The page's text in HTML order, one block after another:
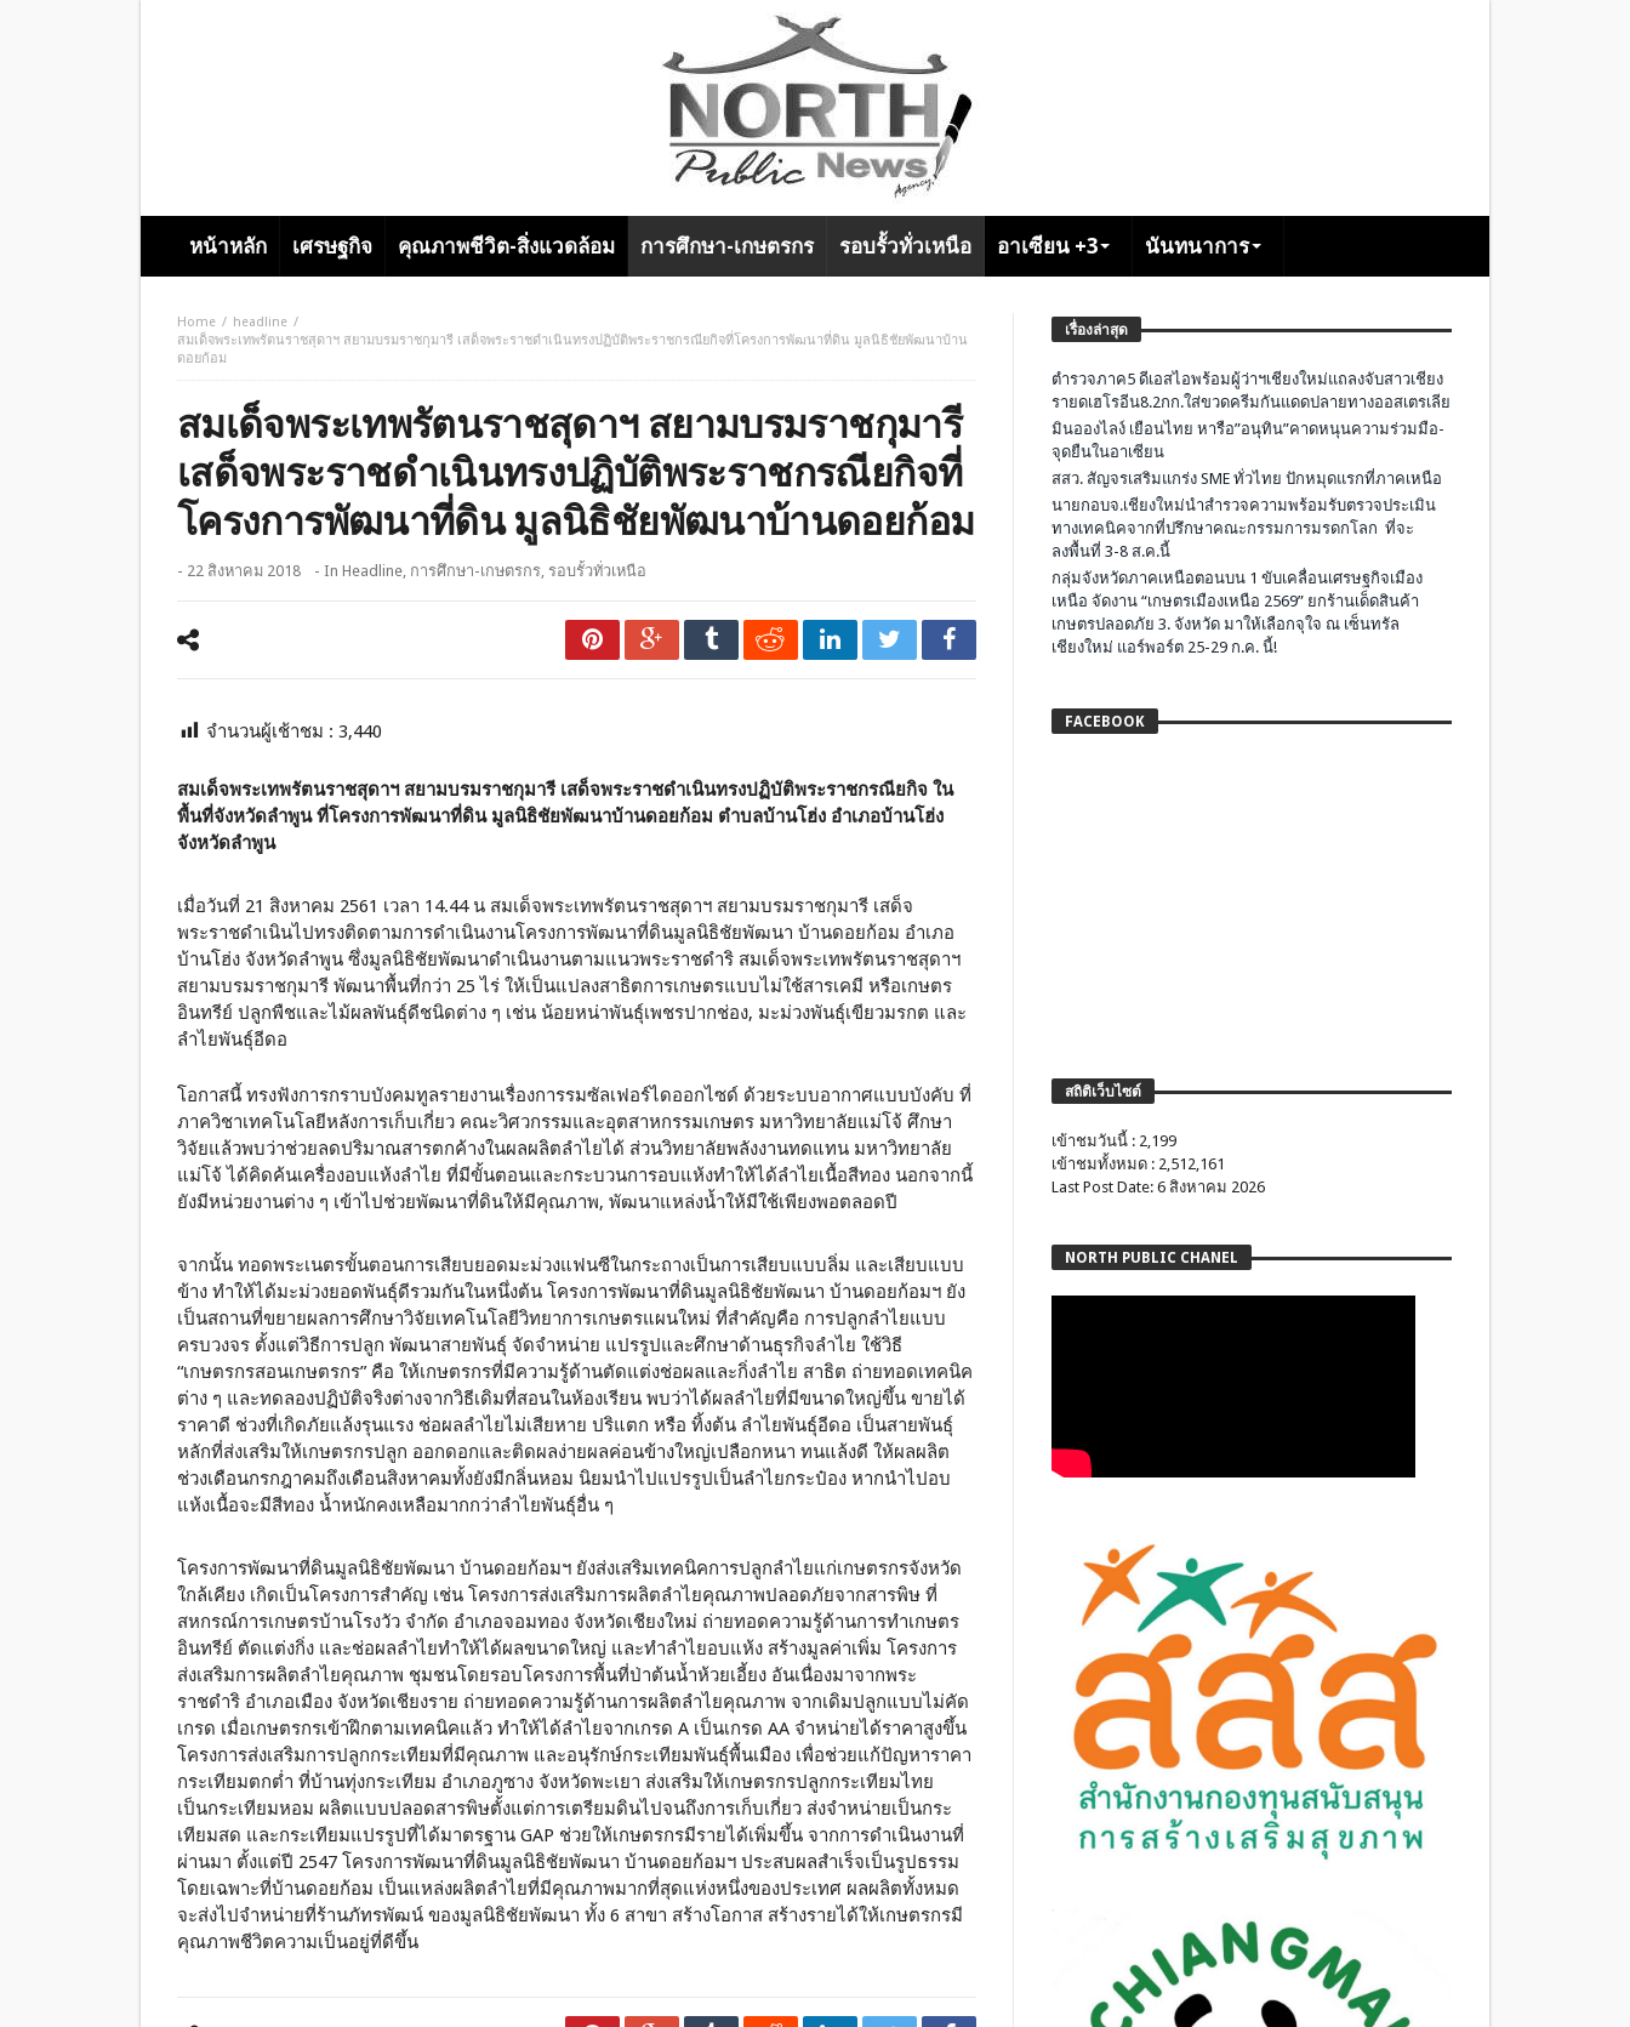
หน้าหลัก เศรษฐกิจ คุณภาพชีวิต-สิ่งแวดล้อม การศึกษา-เกษตรกร รอบรั้วทั่วเหนือ อาเซียน +3 นันทนาการ
Home
headline
สมเด็จพระเทพรัตนราชสุดาฯ สยามบรมราชกุมารี เสด็จพระราชดำเนินทรงปฏิบัติพระราชกรณียกิจที่โครงการพัฒนาที่ดิน มูลนิธิชัยพัฒนาบ้าน
ดอยก้อม
สมเด็จพระเทพรัตนราชสุดาฯ สยามบรมราชกุมารี
เสด็จพระราชดำเนินทรงปฏิบัติพระราชกรณียกิจที่
โครงการพัฒนาที่ดิน มูลนิธิชัยพัฒนาบ้านดอยก้อม
- 22 สิงหาคม 2018 - In Headline, การศึกษา-เกษตรกร, รอบรั้วทั่วเหนือ
จำนวนผู้เช้าชม : 3,440
สมเด็จพระเทพรัตนราชสุดาฯ สยามบรมราชกุมารี เสด็จพระราชดำเนินทรงปฏิบัติพระราชกรณียกิจ ใน
พื้นที่จังหวัดลำพูน ที่โครงการพัฒนาที่ดิน มูลนิธิชัยพัฒนาบ้านดอยก้อม ตำบลบ้านโฮ่ง อำเภอบ้านโฮ่ง
จังหวัดลำพูน
เมื่อวันที่ 21 สิงหาคม 2561 เวลา 14.44 น สมเด็จพระเทพรัตนราชสุดาฯ สยามบรมราชกุมารี เสด็จ
พระราชดำเนินไปทรงติดตามการดำเนินงานโครงการพัฒนาที่ดินมูลนิธิชัยพัฒนา บ้านดอยก้อม อำเภอ
บ้านโฮ่ง จังหวัดลำพูน ซึ่งมูลนิธิชัยพัฒนาดำเนินงานตามแนวพระราชดำริ สมเด็จพระเทพรัตนราชสุดาฯ
สยามบรมราชกุมารี พัฒนาพื้นที่กว่า 25 ไร่ ให้เป็นแปลงสาธิตการเกษตรแบบไม่ใช้สารเคมี หรือเกษตร
อินทรีย์ ปลูกพืชและไม้ผลพันธุ์ดีชนิดต่าง ๆ เช่น น้อยหน่าพันธุ์เพชรปากช่อง, มะม่วงพันธุ์เขียวมรกต และ
ลำไยพันธุ์อีดอ
โอกาสนี้ ทรงฟังการกราบบังคมทูลรายงานเรื่องการรมซัลเฟอร์ไดออกไซด์ ด้วยระบบอากาศแบบบังคับ ที่
ภาควิชาเทคโนโลยีหลังการเก็บเกี่ยว คณะวิศวกรรมและอุตสาหกรรมเกษตร มหาวิทยาลัยแม่โจ้ ศึกษา
วิจัยแล้วพบว่าช่วยลดปริมาณสารตกค้างในผลผลิตลำไยได้ ส่วนวิทยาลัยพลังงานทดแทน มหาวิทยาลัย
แม่โจ้ ได้คิดค้นเครื่องอบแห้งลำไย ที่มีขั้นตอนและกระบวนการอบแห้งทำให้ได้ลำไยเนื้อสีทอง นอกจากนี้
ยังมีหน่วยงานต่าง ๆ เข้าไปช่วยพัฒนาที่ดินให้มีคุณภาพ, พัฒนาแหล่งน้ำให้มีใช้เพียงพอตลอดปี
จากนั้น ทอดพระเนตรขั้นตอนการเสียบยอดมะม่วงแฟนซีในกระถางเป็นการเสียบแบบลิ่ม และเสียบแบบ
ข้าง ทำให้ได้มะม่วงยอดพันธุ์ดีรวมกันในหนึ่งต้น โครงการพัฒนาที่ดินมูลนิธิชัยพัฒนา บ้านดอยก้อมฯ ยัง
เป็นสถานที่ขยายผลการศึกษาวิจัยเทคโนโลยีวิทยาการเกษตรแผนใหม่ ที่สำคัญคือ การปลูกลำไยแบบ
ครบวงจร ตั้งแต่วิธีการปลูก พัฒนาสายพันธุ์ จัดจำหน่าย แปรรูปและศึกษาด้านธุรกิจลำไย ใช้วิธี
“เกษตรกรสอนเกษตรกร” คือ ให้เกษตรกรที่มีความรู้ด้านตัดแต่งช่อผลและกิ่งลำไย สาธิต ถ่ายทอดเทคนิค
ต่าง ๆ และทดลองปฏิบัติจริงต่างจากวิธีเดิมที่สอนในห้องเรียน พบว่าได้ผลลำไยที่มีขนาดใหญ่ขึ้น ขายได้
ราคาดี ช่วงที่เกิดภัยแล้งรุนแรง ช่อผลลำไยไม่เสียหาย ปริแตก หรือ ทิ้งต้น ลำไยพันธุ์อีดอ เป็นสายพันธุ์
หลักที่ส่งเสริมให้เกษตรกรปลูก ออกดอกและติดผลง่ายผลค่อนข้างใหญ่เปลือกหนา ทนแล้งดี ให้ผลผลิต
ช่วงเดือนกรกฎาคมถึงเดือนสิงหาคมทั้งยังมีกลิ่นหอม นิยมนำไปแปรรูปเป็นลำไยกระป๋อง หากนำไปอบ
แห้งเนื้อจะมีสีทอง น้ำหนักคงเหลือมากกว่าลำไยพันธุ์อื่น ๆ
โครงการพัฒนาที่ดินมูลนิธิชัยพัฒนา บ้านดอยก้อมฯ ยังส่งเสริมเทคนิคการปลูกลำไยแก่เกษตรกรจังหวัด
ใกล้เคียง เกิดเป็นโครงการสำคัญ เช่น โครงการส่งเสริมการผลิตลำไยคุณภาพปลอดภัยจากสารพิษ ที่
สหกรณ์การเกษตรบ้านโรงวัว จำกัด อำเภอจอมทอง จังหวัดเชียงใหม่ ถ่ายทอดความรู้ด้านการทำเกษตร
อินทรีย์ ตัดแต่งกิ่ง และช่อผลลำไยทำให้ได้ผลขนาดใหญ่ และทำลำไยอบแห้ง สร้างมูลค่าเพิ่ม โครงการ
ส่งเสริมการผลิตลำไยคุณภาพ ชุมชนโดยรอบโครงการพื้นที่ป่าต้นน้ำห้วยเอี้ยง อันเนื่องมาจากพระ
ราชดำริ อำเภอเมือง จังหวัดเชียงราย ถ่ายทอดความรู้ด้านการผลิตลำไยคุณภาพ จากเดิมปลูกแบบไม่คัด
เกรด เมื่อเกษตรกรเข้าฝึกตามเทคนิคแล้ว ทำให้ได้ลำไยจากเกรด A เป็นเกรด AA จำหน่ายได้ราคาสูงขึ้น
โครงการส่งเสริมการปลูกกระเทียมที่มีคุณภาพ และอนุรักษ์กระเทียมพันธุ์พื้นเมือง เพื่อช่วยแก้ปัญหาราคา
กระเทียมตกต่ำ ที่บ้านทุ่งกระเทียม อำเภอภูซาง จังหวัดพะเยา ส่งเสริมให้เกษตรกรปลูกกระเทียมไทย
เป็นกระเทียมหอม ผลิตแบบปลอดสารพิษตั้งแต่การเตรียมดินไปจนถึงการเก็บเกี่ยว ส่งจำหน่ายเป็นกระ
เทียมสด และกระเทียมแปรรูปที่ได้มาตรฐาน GAP ช่วยให้เกษตรกรมีรายได้เพิ่มขึ้น จากการดำเนินงานที่
ผ่านมา ตั้งแต่ปี 2547 โครงการพัฒนาที่ดินมูลนิธิชัยพัฒนา บ้านดอยก้อมฯ ประสบผลสำเร็จเป็นรูปธรรม
โดยเฉพาะที่บ้านดอยก้อม เป็นแหล่งผลิตลำไยที่มีคุณภาพมากที่สุดแห่งหนึ่งของประเทศ ผลผลิตทั้งหมด
จะส่งไปจำหน่ายที่ร้านภัทรพัฒน์ ของมูลนิธิชัยพัฒนา ทั้ง 6 สาขา สร้างโอกาส สร้างรายได้ให้เกษตรกรมี
คุณภาพชีวิตความเป็นอยู่ที่ดีขึ้น
เรื่องล่าสุด
ตำรวจภาค5 ดีเอสไอพร้อมผู้ว่าฯเชียงใหม่แถลงจับสาวเชียง
รายดเฮโรอีน8.2กก.ใส่ขวดครีมกันแดดปลายทางออสเตรเลีย
มินอองไลง์ เยือนไทย หารือ”อนุทิน”คาดหนุนความร่วมมือ-
จุดยืนในอาเซียน
สสว. สัญจรเสริมแกร่ง SME ทั่วไทย ปักหมุดแรกที่ภาคเหนือ
นายกอบจ.เชียงใหม่นำสำรวจความพร้อมรับตรวจประเมิน
ทางเทคนิคจากที่ปรึกษาคณะกรรมการมรดกโลก ที่จะ
ลงพื้นที่ 3-8 ส.ค.นี้
กลุ่มจังหวัดภาคเหนือตอนบน 1 ขับเคลื่อนเศรษฐกิจเมือง
เหนือ จัดงาน “เกษตรเมืองเหนือ 2569” ยกร้านเด็ดสินค้า
เกษตรปลอดภัย 3. จังหวัด มาให้เลือกจุใจ ณ เซ็นทรัล
เชียงใหม่ แอร์พอร์ต 25-29 ก.ค. นี้!
FACEBOOK
สถิติเว็บไซต์
เข้าชมวันนี้ : 2,199
เข้าชมทั้งหมด : 2,512,161
Last Post Date: 6 สิงหาคม 2026
NORTH PUBLIC CHANEL